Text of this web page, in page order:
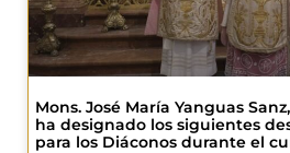
Mons. José María Yanguas
ha designado los siguientes
para los Diáconos durante el